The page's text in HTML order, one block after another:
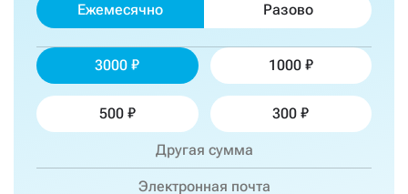
Ежемесячно Разово
3000 1000
500 300